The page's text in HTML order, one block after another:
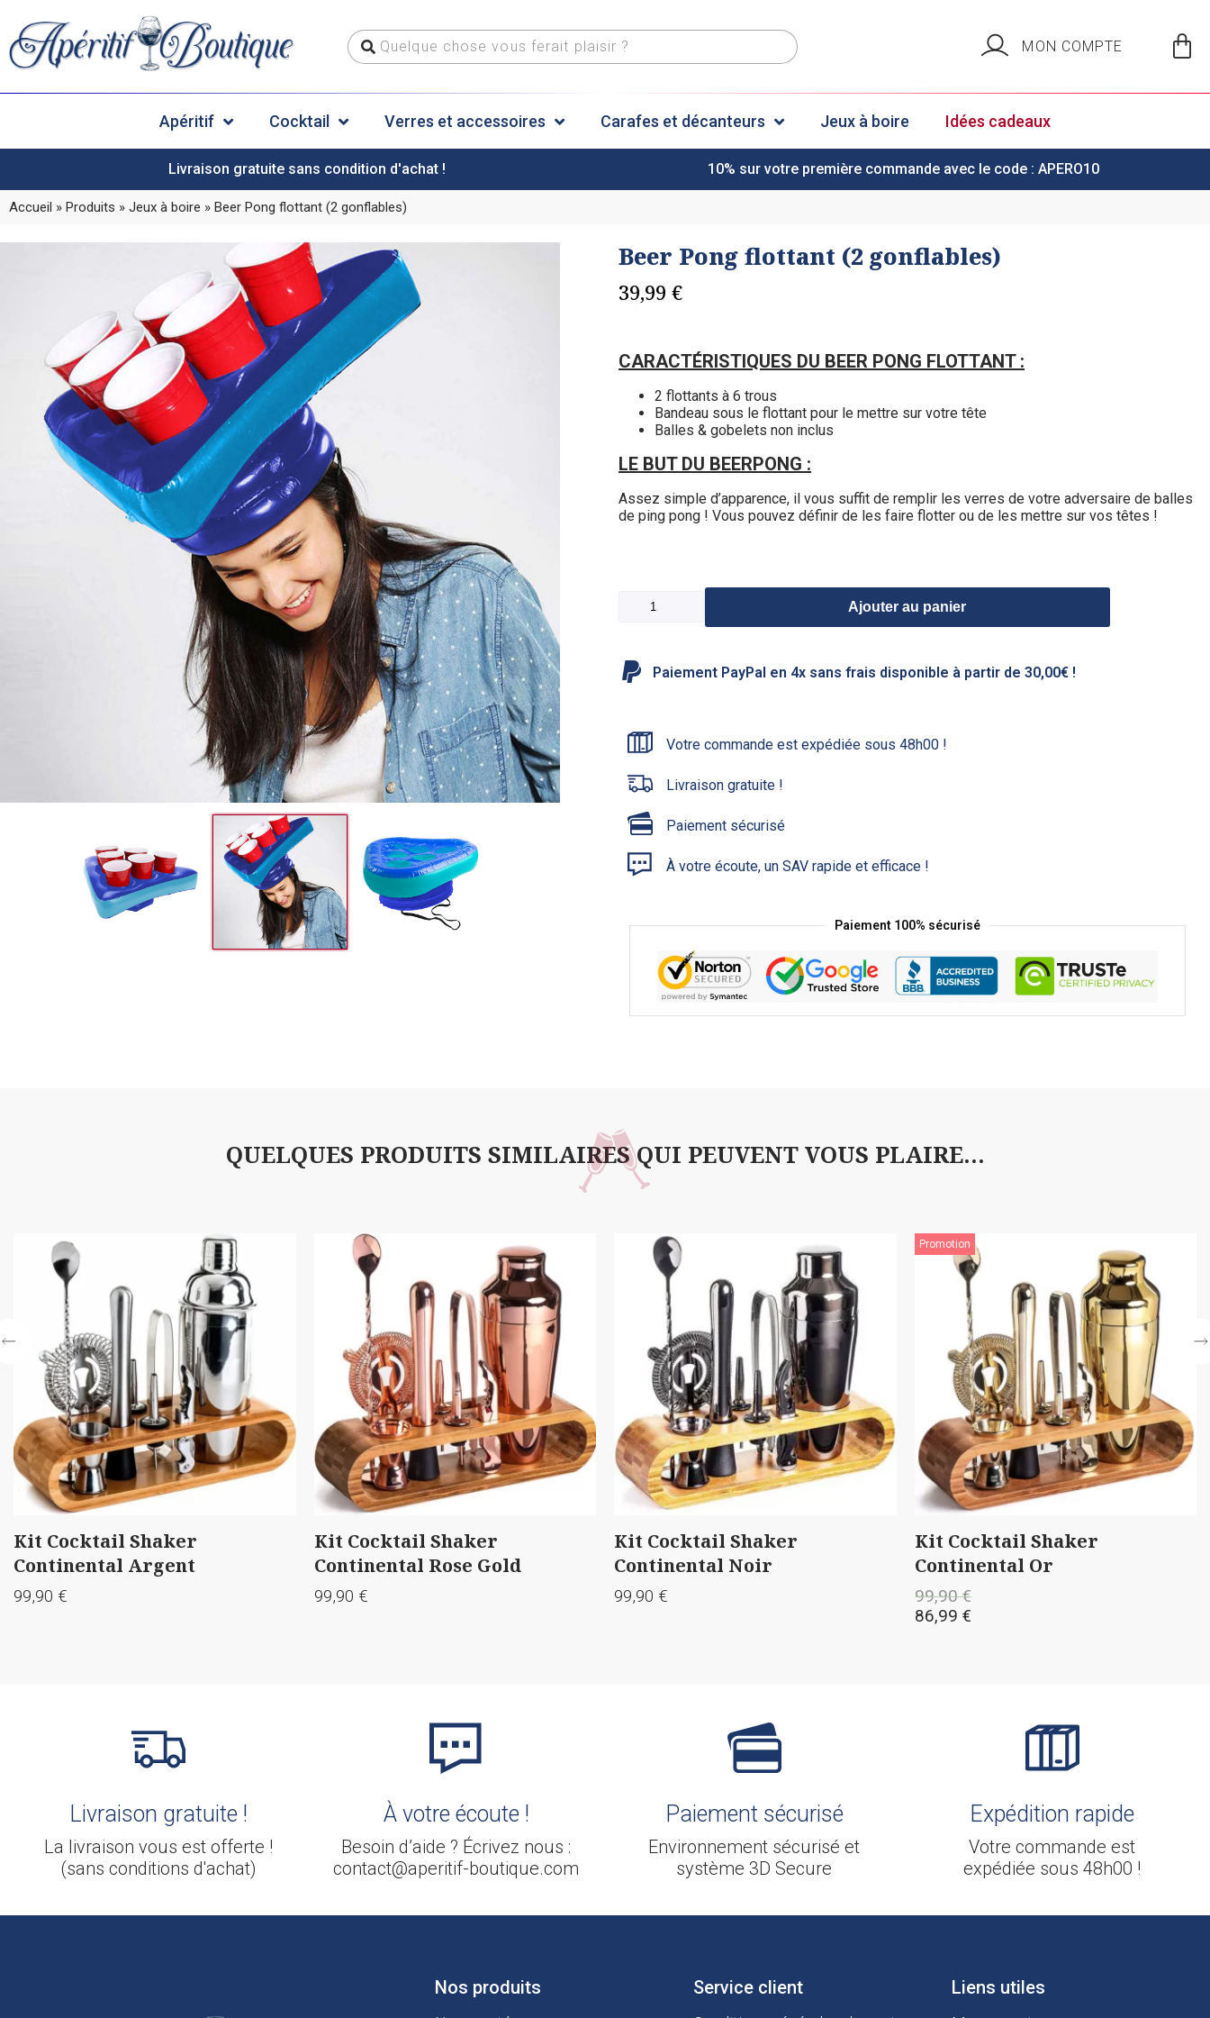
MON COMPTE
Apéritif Cocktail Verres et accessoires Carafes et décanteurs Jeux à boire Idées cadeaux
Livraison gratuite sans condition d'achat ! 10% sur votre première commande avec le code : APERO10
Accueil » Produits » Jeux à boire » Beer Pong flottant (2 gonflables)
Beer Pong flottant (2 gonflables)
39,99 €
CARACTÉRISTIQUES DU BEER PONG FLOTTANT :
2 flottants à 6 trous
Bandeau sous le flottant pour le mettre sur votre tête
Balles & gobelets non inclus
LE BUT DU BEERPONG :
Assez simple d’apparence, il vous suffit de remplir les verres de votre adversaire de balles
de ping pong ! Vous pouvez définir de les faire flotter ou de les mettre sur vos têtes !
Ajouter au panier
Paiement PayPal en 4x sans frais disponible à partir de 30,00€ !
Votre commande est expédiée sous 48h00 !
Livraison gratuite !
Paiement sécurisé
À votre écoute, un SAV rapide et efficace !
Paiement 100% sécurisé
QUELQUES PRODUITS SIMILAIRES QUI PEUVENT VOUS PLAIRE...
Kit Cocktail Shaker
Continental Rose Gold
Kit Cocktail Shaker
Continental Noir
Promotion
Kit Cocktail Shaker
Continental Or
Assiette en
Livraison gratuite !
La livraison vous est offerte !
(sans conditions d'achat)
À votre écoute !
Besoin d’aide ? Écrivez nous :
contact@aperitif-boutique.com
Paiement sécurisé
Environnement sécurisé et
système 3D Secure
Expédition rapide
Votre commande est
expédiée sous 48h00 !
Nos produits Service client Liens utiles